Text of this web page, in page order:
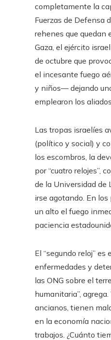
completamente la
Fuerzas de Defensa
rehenes que quedan
Gaza, el ejército
de octubre que
el incesante fuego
y niños— dejando
emplearon los
Las tropas israelíes
(político y social) y
los escombros, la
por “cuatro relojes”,
de la Universidad de
irse agotando. En
un alto el fuego
paciencia
El “segundo reloj”
enfermedades y
las ONG sobre el
humanitaria”,
ancianos, tienen
en la economía
trabajos. ¿Cuánto